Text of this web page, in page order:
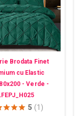
Brodata Finet
cu Elastic
- Verde -
5 (1)